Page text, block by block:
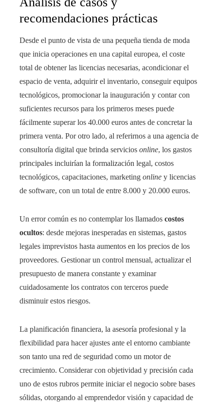
recomendaciones prácticas
Desde el punto de vista de una pequeña tienda de moda
que inicia operaciones en una capital europea, el coste
total de obtener las licencias necesarias, acondicionar el
espacio de venta, adquirir el inventario, conseguir equipos
tecnológicos, promocionar la inauguración y contar con
suficientes recursos para los primeros meses puede
fácilmente superar los 40.000 euros antes de concretar la
primera venta. Por otro lado, al referirnos a una agencia de
consultoría digital que brinda servicios online, los gastos
principales incluirían la formalización legal, costos
tecnológicos, capacitaciones, marketing online y licencias
de software, con un total de entre 8.000 y 20.000 euros.
Un error común es no contemplar los llamados costos
ocultos: desde mejoras inesperadas en sistemas, gastos
legales imprevistos hasta aumentos en los precios de los
proveedores. Gestionar un control mensual, actualizar el
presupuesto de manera constante y examinar
cuidadosamente los contratos con terceros puede
disminuir estos riesgos.
La planificación financiera, la asesoría profesional y la
flexibilidad para hacer ajustes ante el entorno cambiante
son tanto una red de seguridad como un motor de
crecimiento. Considerar con objetividad y precisión cada
uno de estos rubros permite iniciar el negocio sobre bases
sólidas, otorgando al emprendedor visión y capacidad de